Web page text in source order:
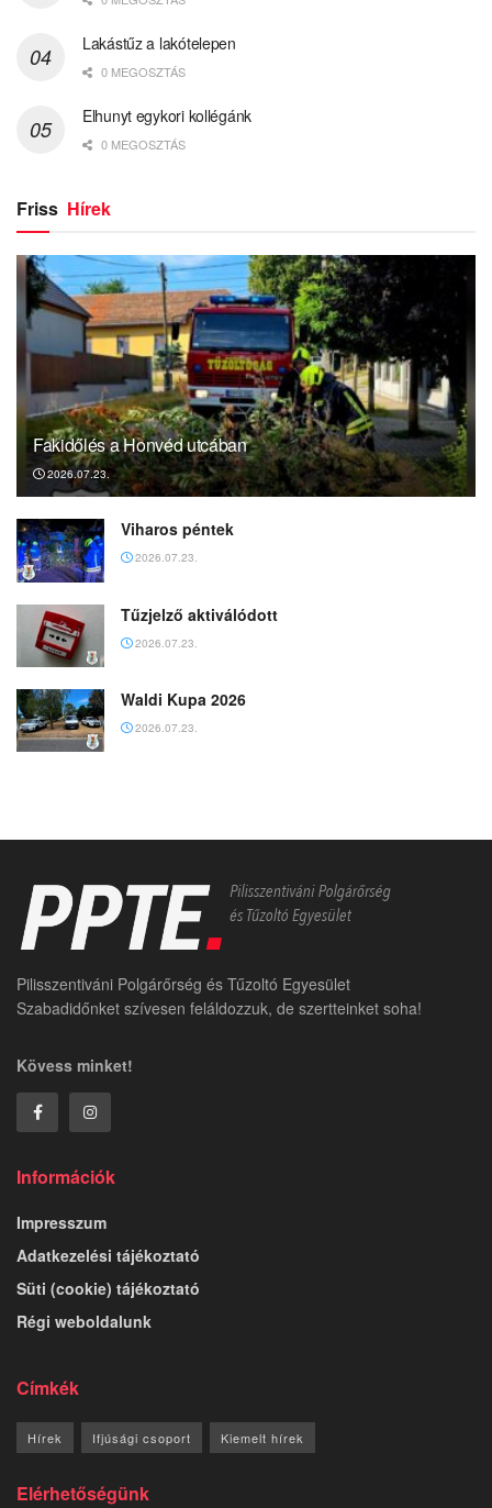
Lakástűz a lakótelepen
0 MEGOSZTÁS
Elhunyt egykori kollégánk
0 MEGOSZTÁS
Friss Hírek
Fakidőlés a Honvéd utcában
2026.07.23.
Viharos péntek
2026.07.23.
Tűzjelző aktiválódott
2026.07.23.
Waldi Kupa 2026
2026.07.23.
Pilisszentiváni Polgárőrség és Tűzoltó Egyesület
Szabadidőnket szívesen feláldozzuk, de szertteinket soha!
Kövess minket!
Információk
Impresszum
Adatkezelési tájékoztató
Süti (cookie) tájékoztató
Régi weboldalunk
Címkék
Hírek Ifjúsági csoport Kiemelt hírek
Elérhetőségünk